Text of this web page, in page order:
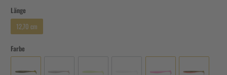
Länge
12,70 cm
Farbe